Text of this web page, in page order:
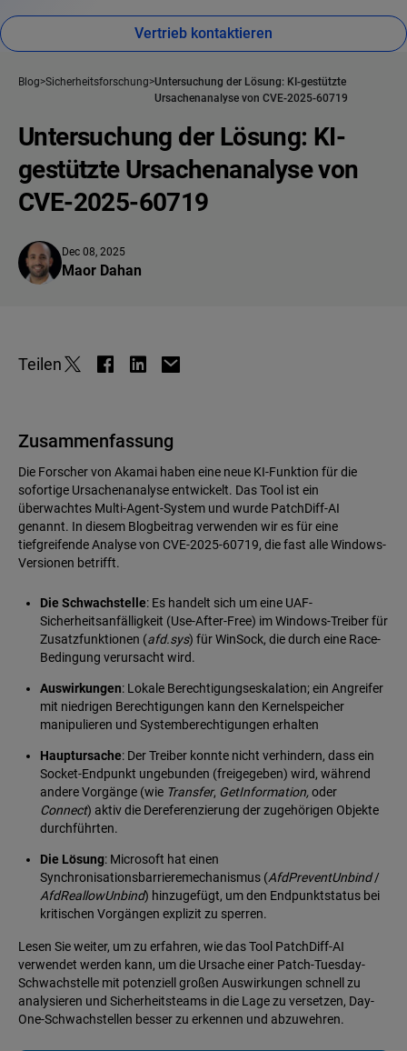
Vertrieb kontaktieren
Blog Sicherheitsforschung Untersuchung der Lösung: KI-gestützte
Ursachenanalyse von CVE-2025-60719
Untersuchung der Lösung: KI-
gestützte Ursachenanalyse von
CVE-2025-60719
Dec 08, 2025
Maor Dahan
Teilen
Zusammenfassung
Die Forscher von Akamai haben eine neue KI-Funktion für die
sofortige Ursachenanalyse entwickelt. Das Tool ist ein
überwachtes Multi-Agent-System und wurde PatchDiff-AI
genannt. In diesem Blogbeitrag verwenden wir es für eine
tiefgreifende Analyse von CVE-2025-60719, die fast alle Windows-
Versionen betrifft.
Die Schwachstelle: Es handelt sich um eine UAF-
Sicherheitsanfälligkeit (Use-After-Free) im Windows-Treiber für
Zusatzfunktionen (afd.sys) für WinSock, die durch eine Race-
Bedingung verursacht wird.
Auswirkungen: Lokale Berechtigungseskalation; ein Angreifer
mit niedrigen Berechtigungen kann den Kernelspeicher
manipulieren und Systemberechtigungen erhalten
Hauptursache: Der Treiber konnte nicht verhindern, dass ein
Socket-Endpunkt ungebunden (freigegeben) wird, während
andere Vorgänge (wie Transfer, GetInformation,oder
Connect) aktiv die Dereferenzierung der zugehörigen Objekte
durchführten.
Die Lösung: Microsoft hat einen
Synchronisationsbarrieremechanismus (AfdPreventUnbind/
AfdReallowUnbind) hinzugefügt, um den Endpunktstatus bei
kritischen Vorgängen explizit zu sperren.
Lesen Sie weiter, um zu erfahren, wie das Tool PatchDiff-AI
verwendet werden kann, um die Ursache einer Patch-Tuesday-
Schwachstelle mit potenziell großen Auswirkungen schnell zu
analysieren und Sicherheitsteams in die Lage zu versetzen, Day-
One-Schwachstellen besser zu erkennen und abzuwehren.